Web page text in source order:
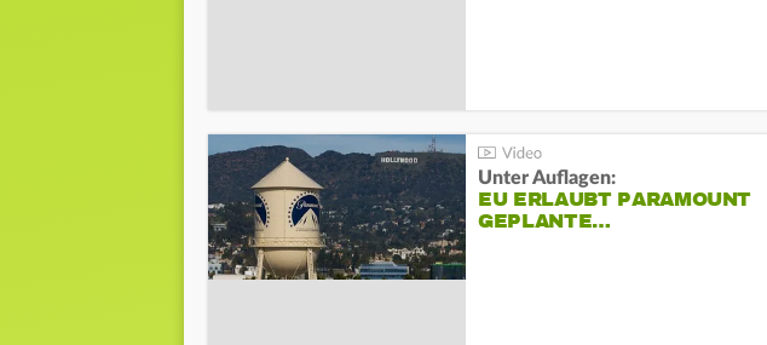
Unter Auflagen:
EU ERLAUBT PARAMOUNT
GEPLANTE…